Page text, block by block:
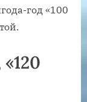
год «100